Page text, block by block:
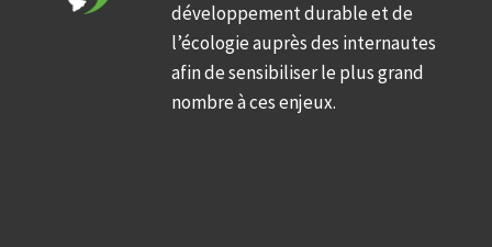
développement durable et de
l’écologie auprès des internautes
afin de sensibiliser le plus grand
nombre à ces enjeux.